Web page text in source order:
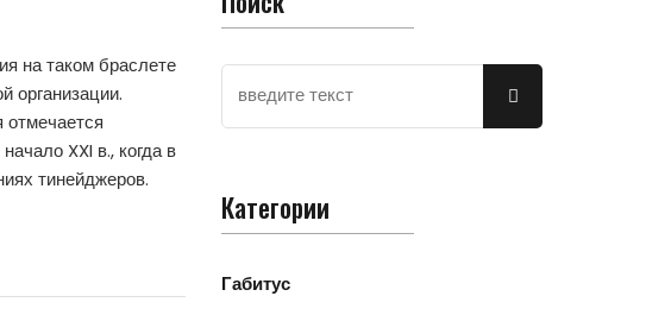
на таком браслете
организации.
XXI в., когда в
тинейджеров.
Категории
Габитус